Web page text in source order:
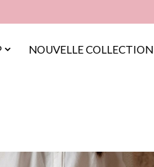
NOUVELLE COLLECTION